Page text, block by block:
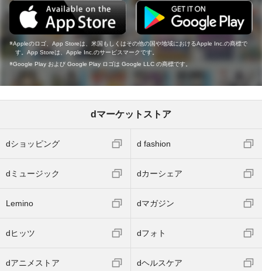
Appleのロゴ、App Storeは、米国もしくはその他の国や地域におけるApple Inc.の商標で
す。App Storeは、Apple Inc.のサービスマークです。
Google Play および Google Play ロゴは Google LLC の商標です。
dマーケットストア
dショッピング d fashion
dミュージック dカーシェア
Lemino dマガジン
dヒッツ dフォト
dアニメストア dヘルスケア